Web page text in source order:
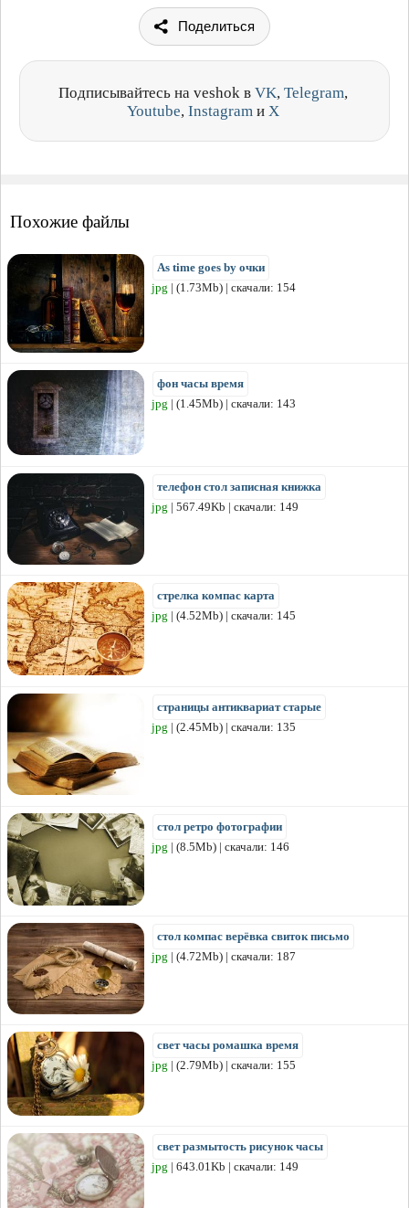
Поделиться
Подписывайтесь на veshok в VK, Telegram,
Youtube, Instagram и X
Похожие файлы
As time goes by очки
jpg | (1.73Mb) | скачали: 154
фон часы время
jpg | (1.45Mb) | скачали: 143
телефон стол записная книжка
jpg | 567.49Kb | скачали: 149
стрелка компас карта
jpg | (4.52Mb) | скачали: 145
страницы антиквариат старые
jpg | (2.45Mb) | скачали: 135
стол ретро фотографии
jpg | (8.5Mb) | скачали: 146
стол компас верёвка свиток письмо
jpg | (4.72Mb) | скачали: 187
свет часы ромашка время
jpg | (2.79Mb) | скачали: 155
свет размытость рисунок часы
jpg | 643.01Kb | скачали: 149